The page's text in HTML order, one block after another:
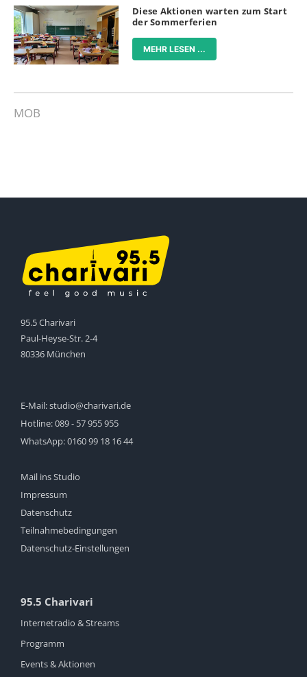
Diese Aktionen warten zum Start
der Sommerferien
MEHR LESEN ...
MOB
95.5 Charivari
Paul-Heyse-Str. 2-4
80336 München
E-Mail:studio@charivari.de
Hotline:089 - 57 955 955
WhatsApp:0160 99 18 16 44
Mail ins Studio
Impressum
Datenschutz
Teilnahmebedingungen
Datenschutz-Einstellungen
95.5 Charivari
Internetradio & Streams
Programm
Events & Aktionen